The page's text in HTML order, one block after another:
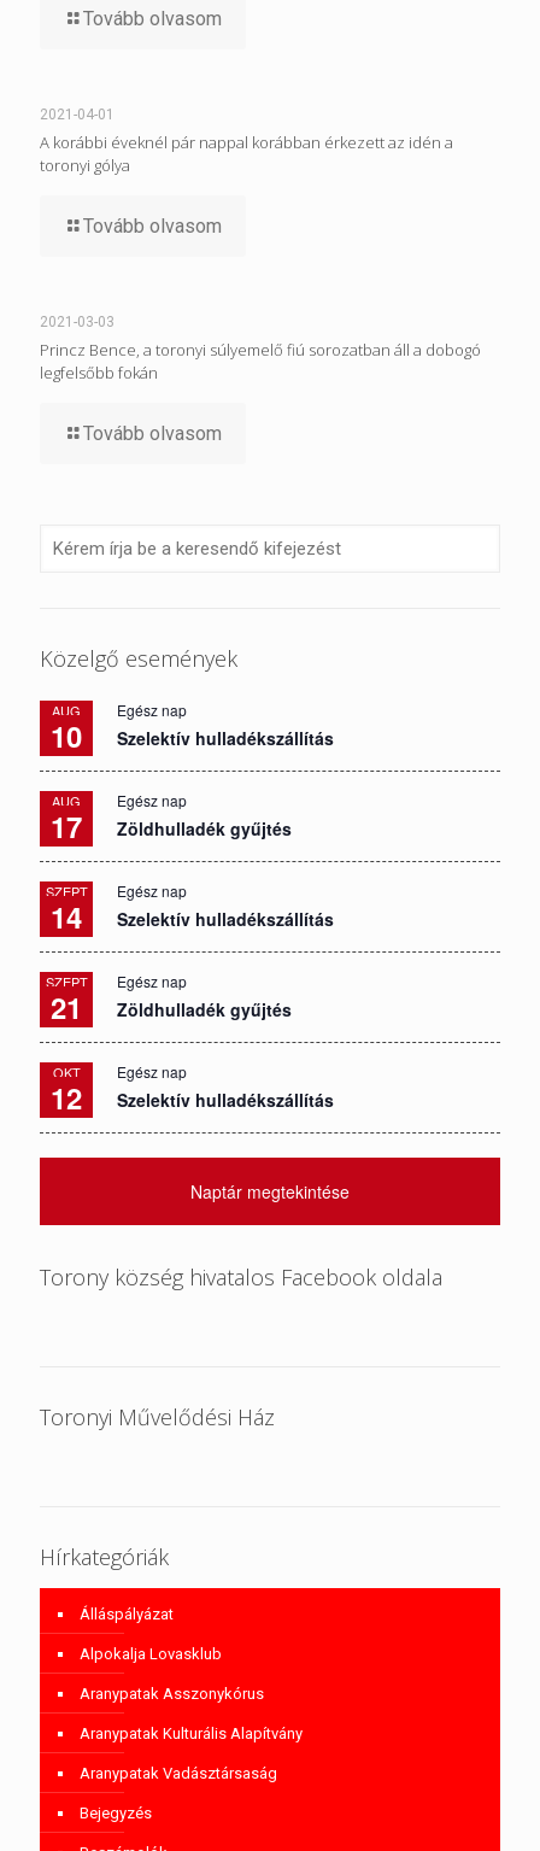
Tovább olvasom
2021-04-01
A korábbi éveknél pár nappal korábban érkezett az idén a
toronyi gólya
Tovább olvasom
2021-03-03
Princz Bence, a toronyi súlyemelő fiú sorozatban áll a dobogó
legfelsőbb fokán
Tovább olvasom
Közelgő események
AUG
10
Egész nap
Szelektív hulladékszállítás
AUG
17
Egész nap
Zöldhulladék gyűjtés
SZEPT
14
Egész nap
Szelektív hulladékszállítás
SZEPT
21
Egész nap
Zöldhulladék gyűjtés
OKT
12
Egész nap
Szelektív hulladékszállítás
Naptár megtekintése
Torony község hivatalos Facebook oldala
Toronyi Művelődési Ház
Hírkategóriák
Álláspályázat
Alpokalja Lovasklub
Aranypatak Asszonykórus
Aranypatak Kulturális Alapítvány
Aranypatak Vadásztársaság
Bejegyzés